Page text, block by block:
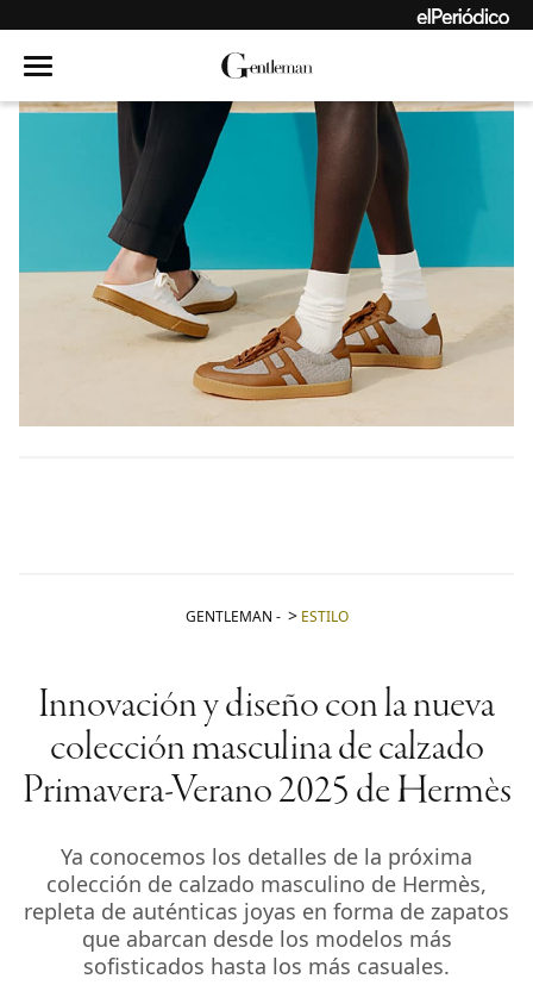
GENTLEMAN - ESTILO
Innovación y diseño con la nueva
colección masculina de calzado
Primavera-Verano 2025 de Hermès
Ya conocemos los detalles de la próxima
colección de calzado masculino de Hermès,
repleta de auténticas joyas en forma de zapatos
que abarcan desde los modelos más
sofisticados hasta los más casuales.